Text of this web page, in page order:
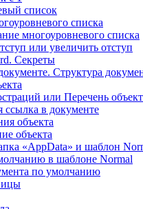
список
списка
многоуровневого списка
или увеличить отступ
Секреты
Структура
или Перечень
ссылка в документе
объекта
объекта
«AppData» и шаблон
в шаблоне Normal
по умолчанию